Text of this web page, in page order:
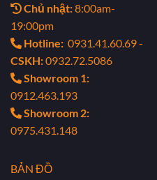
Chủ nhật:8:00am-
19:00pm
Hotline: 0931.41.60.69 -
CSKH:0932.72.5086
Showroom 1:
0912.463.193
Showroom 2:
0975.431.148
BẢN ĐỒ